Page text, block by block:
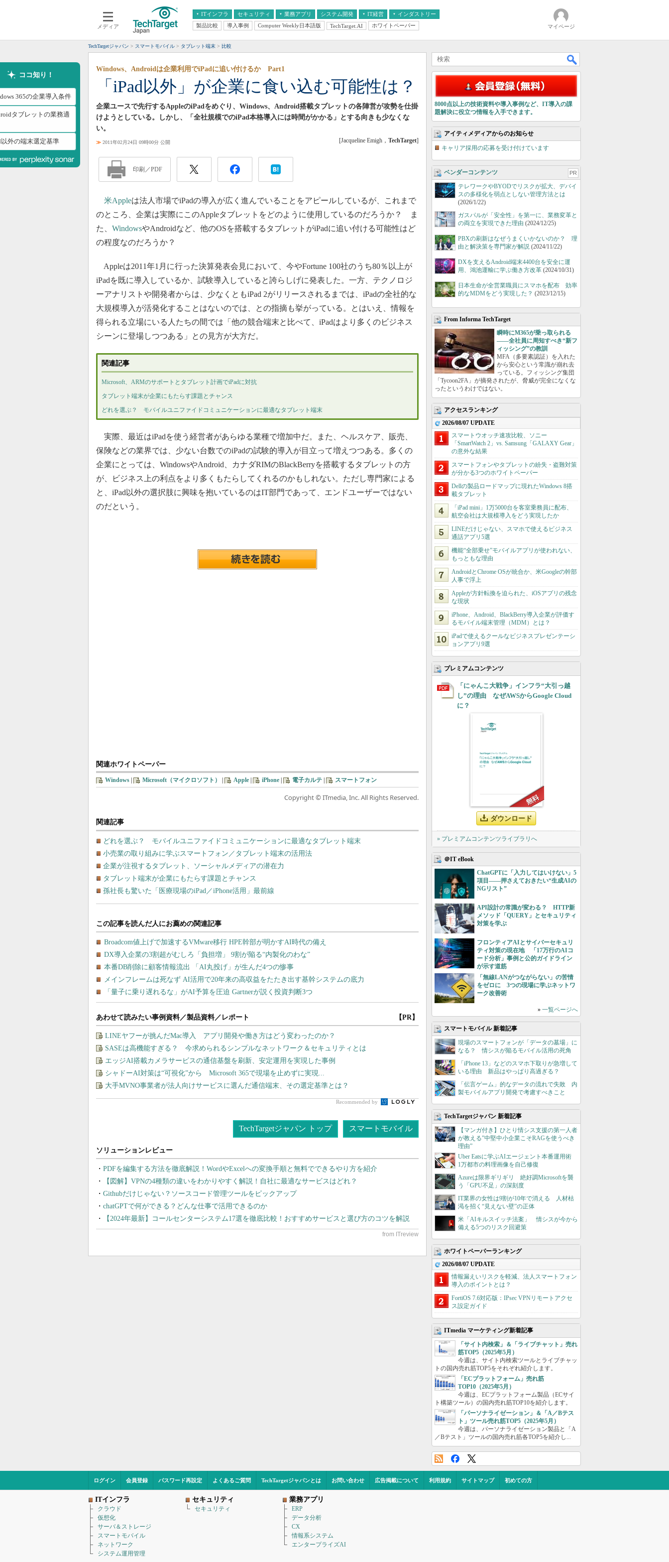
メディア
ITインフラ
クラウド
スマートモバイル
ネットワーク
システム運用管理
セキュリティ 業務アプリ
エンタープライズAI
ERP
CX
情報系システム
システム開発 IT経営
経営とIT
インダストリー
医療IT
製品比較 導入事例 Computer Weekly日本語版 TechTarget.AI ホワイトペーパー マイページ
TechTargetジャパン スマートモバイル タブレット端末 比較
ココ知り！
365の企業導入条件
タブレットの業務適
以外の端末選定基準
「iPad以外」が企業に食い込む可能性は？
Windows、Androidは企業利用でiPadに追い付けるか Part1
企業ユースで先行するAppleのiPadをめぐり、Windows、Android搭載タブレットの各陣営が攻勢を仕掛
けようとしている。しかし、「全社規模でのiPad本格導入には時間がかかる」とする向きも少なくな
い。
≫ 2011年02月24日 09時00分 公開 [Jacqueline Emigh， TechTarget]
印刷／PDF
米Appleは法人市場でiPadの導入が広く進んでいることをアピールしているが、これまで
のところ、企業は実際にこのAppleタブレットをどのように使用しているのだろうか？ ま
た、 WindowsやAndroidなど、他のOSを搭載するタブレットがiPadに追い付ける可能性はど
の程度なのだろうか？
Appleは2011年1月に行った決算発表会見において、今やFortune 100社のうち80％以上が
iPadを既に導入しているか、試験導入していると誇らしげに発表した。一方、テクノロジ
ーアナリストや開発者からは、少なくともiPad 2がリリースされるまでは、iPadの全社的な
大規模導入が活発化することはないのでは、との指摘も挙がっている。とはいえ、情報を
得られる立場にいる人たちの間では「他の競合端末と比べて、iPadはより多くのビジネス
シーンに登場しつつある」との見方が大方だ。
関連記事
Microsoft、ARMのサポートとタブレット計画でiPadに対抗
タブレット端末が企業にもたらす課題とチャンス
どれを選ぶ？ モバイルユニファイドコミュニケーションに最適なタブレット端末
実際、最近はiPadを使う経営者があらゆる業種で増加中だ。また、ヘルスケア、販売、
保険などの業界では、少ない台数でのiPadの試験的導入が目立って増えつつある。多くの
企業にとっては、WindowsやAndroid、カナダRIMのBlackBerryを搭載するタブレットの方
が、ビジネス上の利点をより多くもたらしてくれるのかもしれない。ただし専門家による
と、iPad以外の選択肢に興味を抱いているのはIT部門であって、エンドユーザーではない
のだという。
関連ホワイトペーパー
Windows Microsoft（マイクロソフト） Apple iPhone 電子カルテ スマートフォン
Copyright © ITmedia, Inc. All Rights Reserved.
関連記事
どれを選ぶ？ モバイルユニファイドコミュニケーションに最適なタブレット端末
小売業の取り組みに学ぶスマートフォン／タブレット端末の活用法
企業が注視するタブレット、ソーシャルメディアの潜在力
タブレット端末が企業にもたらす課題とチャンス
孫社長も驚いた「医療現場のiPad／iPhone活用」最前線
あわせて読みたい事例資料／製品資料／レポート 【PR】
LINEヤフーが挑んだMac導入 アプリ開発や働き方はどう変わったのか？
SASEは高機能すぎる？ 今求められるシンプルなネットワーク＆セキュリティとは
エッジAI搭載カメラサービスの通信基盤を刷新、安定運用を実現した事例
シャドーAI対策は“可視化”から Microsoft 365で現場を止めずに実現...
大手MVNO事業者が法人向けサービスに選んだ通信端末、その選定基準とは？
Recommended by
TechTargetジャパン トップ スマートモバイル
PDFを編集する方法を徹底解説！WordやExcelへの変換手順と無料でできるやり方を紹介
【図解】VPNの4種類の違いをわかりやすく解説！自社に最適なサービスはどれ？
Githubだけじゃない？ソースコード管理ツールをピックアップ
chatGPTで何ができる？どんな仕事で活用できるのか
【2024年最新】コールセンターシステム17選を徹底比較！おすすめサービスと選び方のコツを解説
8000点以上の技術資料や導入事例など、IT導入の課
題解決に役立つ情報を入手できます。
アイティメディアからのお知らせ
キャリア採用の応募を受け付けています
ベンダーコンテンツ PR
テレワークやBYODでリスクが拡大、デバイ
スの多様化を弱点としない管理方法とは
(2026/1/22)
ガスパルが「安全性」を第一に、業務変革と
の両立を実現できた理由 (2024/12/25)
PBXの刷新はなぜうまくいかないのか？ 理
由と解決策を専門家が解説 (2024/11/22)
DXを支えるAndroid端末4400台を安全に運
用、鴻池運輸に学ぶ働き方改革 (2024/10/31)
日本生命が全営業職員にスマホを配布 効率
的なMDMをどう実現した？ (2023/12/15)
From Informa TechTarget
瞬時にM365が乗っ取られる
――全社員に周知すべき“新フ
ィッシング”の教訓
MFA（多要素認証）を入れた
から安心という常識が崩れ去
っている。フィッシング集団
「Tycoon2FA」が摘発されたが、脅威が完全になくな
ったというわけではない。
アクセスランキング
2026/08/07 UPDATE
スマートウオッチ速攻比較、ソニー
「SmartWatch 2」vs. Samsung「GALAXY Gear」
の意外な結果
スマートフォンやタブレットの紛失・盗難対策
が分かる3つのホワイトペーパー
Dellの製品ロードマップに現れたWindows 8搭
載タブレット
「iPad mini」1万5000台を客室乗務員に配布、
航空会社は大規模導入をどう実現したか
LINEだけじゃない、スマホで使えるビジネス
通話アプリ5選
機能“全部乗せ”モバイルアプリが使われない、
もっともな理由
AndroidとChrome OSが統合か、米Googleの幹部
人事で浮上
Appleが方針転換を迫られた、iOSアプリの残念
な現状
iPhone、Android、BlackBerry導入企業が評価す
るモバイル端末管理（MDM）とは？
iPadで使えるクールなビジネスプレゼンテーシ
ョンアプリ9選
プレミアムコンテンツ
「にゃんこ大戦争」インフラ“大引っ越
し”の理由 なぜAWSからGoogle Cloud
に？
ダウンロード
» プレミアムコンテンツライブラリへ
＠IT eBook
ChatGPTに「入力してはいけない」5
項目――押さえておきたい“生成AIの
NGリスト”
API設計の常識が変わる？ HTTP新
メソッド「QUERY」とセキュリティ
対策を学ぶ
フロンティアAIとサイバーセキュリ
ティ対策の現在地 「17万行のAIコ
ード分析」事例と公的ガイドライン
が示す道筋
「無線LANがつながらない」の苦情
をゼロに 3つの現場に学ぶネットワ
ーク改善術
» 一覧ページへ
スマートモバイル 新着記事
現場のスマートフォンが「データの墓場」に
なる？ 情シスが陥るモバイル活用の死角
「iPhone 13」などのスマホ下取りが急増して
いる理由 新品はやっぱり高過ぎる？
「伝言ゲーム」的なデータの流れで失敗 内
製モバイルアプリ開発で考慮すべきこと
TechTargetジャパン 新着記事
【マンガ付き】ひとり情シス支援の第一人者
が教える”中堅中小企業こそRAGを使うべき
理由”
Uber Eatsに学ぶAIエージェント本番運用術
1万都市の料理画像を自己修復
Azureは限界ギリギリ 絶好調Microsoftを襲
う「GPU不足」の深刻度
IT業界の女性は9割が10年で消える 人材枯
渇を招く“見えない壁”の正体
米「AIキルスイッチ法案」 情シスが今から
備える5つのリスク回避策
ホワイトペーパーランキング
2026/08/07 UPDATE
情報漏えいリスクを軽減、法人スマートフォン
導入のポイントとは？
FortiOS 7.6対応版：IPsec VPNリモートアクセ
ス設定ガイド
ITmedia マーケティング新着記事
「サイト内検索」＆「ライブチャット」売れ
筋TOP5（2025年5月）
今週は、サイト内検索ツールとライブチャッ
トの国内売れ筋TOP5をそれぞれ紹介します。
「ECプラットフォーム」売れ筋
TOP10（2025年5月）
今週は、ECプラットフォーム製品（ECサイ
ト構築ツール）の国内売れ筋TOP10を紹介します。
「パーソナライゼーション」＆「A／Bテス
ト」ツール売れ筋TOP5（2025年5月）
今週は、パーソナライゼーション製品と「A
／Bテスト」ツールの国内売れ筋各TOP5を紹介し...
ログイン 会員登録 パスワード再設定 よくあるご質問 TechTargetジャパンとは お問い合わせ 広告掲載について 利用規約 サイトマップ 初めての方
ITインフラ
クラウド
仮想化
サーバ＆ストレージ
スマートモバイル
ネットワーク
システム運用管理
セキュリティ
セキュリティ
業務アプリ
ERP
データ分析
CX
情報系システム
エンタープライズAI